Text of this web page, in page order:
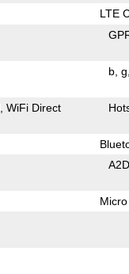
LTE
b g
WiFi Direct